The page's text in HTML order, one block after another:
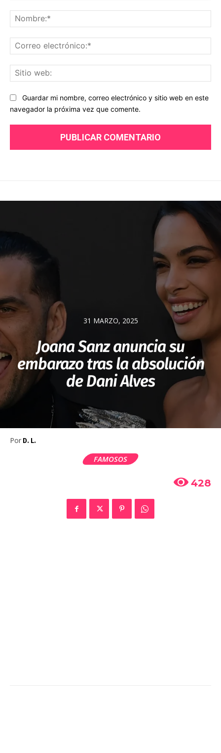
Guardar mi nombre, correo electrónico y sitio web en este
navegador la próxima vez que comente.